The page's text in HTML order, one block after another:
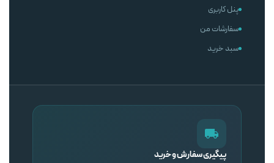
پنل کاربری
سفارشات من
سبد خرید
پیگیری سفارش و خرید